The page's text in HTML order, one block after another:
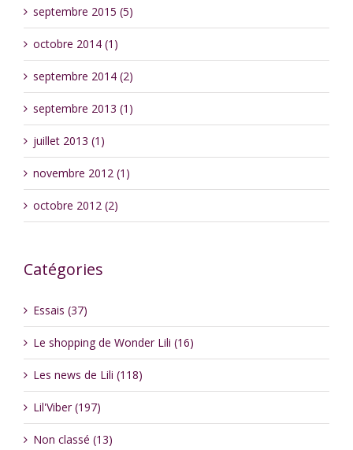
septembre 2015 (5)
octobre 2014 (1)
septembre 2014 (2)
septembre 2013 (1)
juillet 2013 (1)
novembre 2012 (1)
octobre 2012 (2)
Catégories
Essais (37)
Le shopping de Wonder Lili (16)
Les news de Lili (118)
Lil'Viber (197)
Non classé (13)